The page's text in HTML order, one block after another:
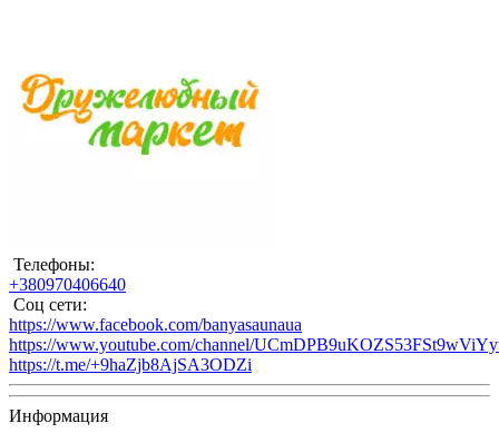
Телефоны:
+380970406640
Соц сети:
https://www.facebook.com/banyasaunaua
https://www.youtube.com/channel/
https://t.me/+9haZjb8AjSA3ODZi
Информация